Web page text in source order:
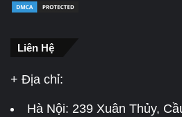
Liên Hệ
+ Địa chỉ:
Hà Nội: 239 Xuân Thủy,